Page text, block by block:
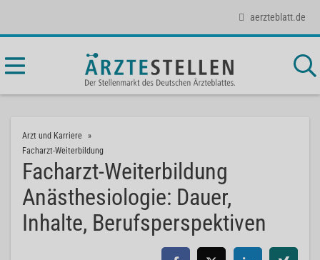
aerzteblatt.de
Arzt und Karriere
Facharzt-Weiterbildung
Facharzt-Weiterbildung
Anästhesiologie: Dauer,
Inhalte, Berufsperspektiven